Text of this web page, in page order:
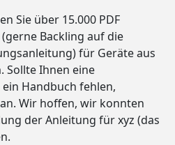
Sie über 15.000 PDF
Backling auf die
für Geräte aus
Sollte Ihnen eine
Handbuch fehlen,
Wir hoffen, wir konnten
der Anleitung für xyz (das